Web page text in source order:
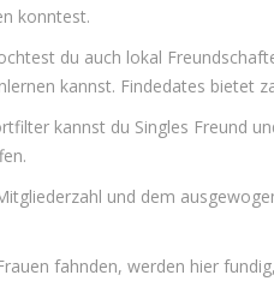
konntest.
du auch lokal
kannst. Findedates bietet
kannst du Singles Freund
und dem
fahnden, werden hier